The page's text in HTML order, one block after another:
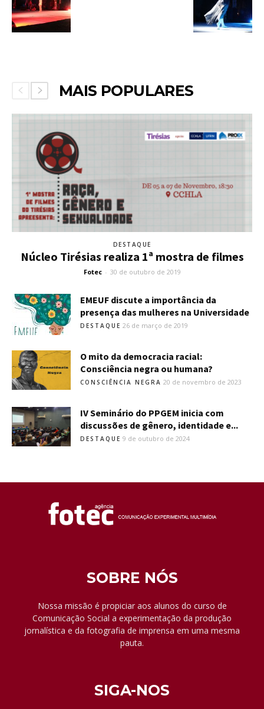
MAIS POPULARES
DESTAQUE
Núcleo Tirésias realiza 1ª mostra de filmes
Fotec - 30 de outubro de 2019
EMEUF discute a importância da
presença das mulheres na Universidade
DESTAQUE 26 de março de 2019
O mito da democracia racial:
Consciência negra ou humana?
CONSCIÊNCIA NEGRA 20 de novembro de 2023
IV Seminário do PPGEM inicia com
discussões de gênero, identidade e...
DESTAQUE 9 de outubro de 2024
SOBRE NÓS
Nossa missão é propiciar aos alunos do curso de
Comunicação Social a experimentação da produção
jornalística e da fotografia de imprensa em uma mesma
pauta.
SIGA-NOS